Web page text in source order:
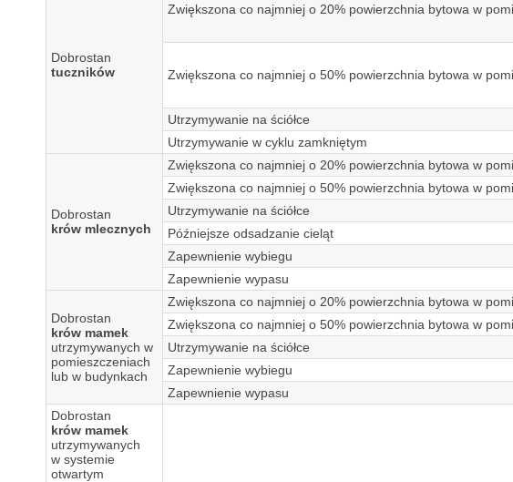
Dobrostan
tuczników
Zwiększona co najmniej o 20% powierzchnia bytowa w
Zwiększona co najmniej o 50% powierzchnia bytowa w
Utrzymywanie na ściółce
Utrzymywanie w cyklu zamkniętym
Dobrostan
krów mlecznych
Zwiększona co najmniej o 20% powierzchnia bytowa w
Zwiększona co najmniej o 50% powierzchnia bytowa w
Utrzymywanie na ściółce
Późniejsze odsadzanie cieląt
Zapewnienie wybiegu
Zapewnienie wypasu
Dobrostan
krów mamek
utrzymywanych w
pomieszczeniach
lub w budynkach
Zwiększona co najmniej o 20% powierzchnia bytowa w
Zwiększona co najmniej o 50% powierzchnia bytowa w
Utrzymywanie na ściółce
Zapewnienie wybiegu
Zapewnienie wypasu
Dobrostan
krów mamek
utrzymywanych
w systemie
otwartym